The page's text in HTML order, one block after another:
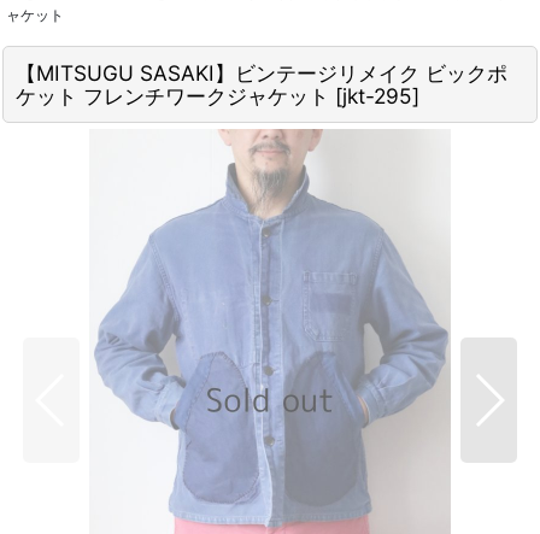
ャケット
【MITSUGU SASAKI】ビンテージリメイク ビックポ
ケット フレンチワークジャケット [jkt-295]